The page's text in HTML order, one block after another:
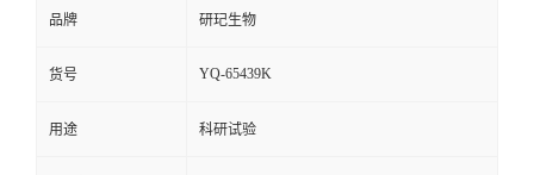
品牌 研玘生物
货号 YQ-65439K
用途 科研试验